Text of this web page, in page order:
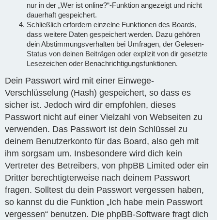
nur in der „Wer ist online?“-Funktion angezeigt und nicht
dauerhaft gespeichert.
Schließlich erfordern einzelne Funktionen des Boards,
dass weitere Daten gespeichert werden. Dazu gehören
dein Abstimmungsverhalten bei Umfragen, der Gelesen-
Status von deinen Beiträgen oder explizit von dir gesetzte
Lesezeichen oder Benachrichtigungsfunktionen.
Dein Passwort wird mit einer Einwege-
Verschlüsselung (Hash) gespeichert, so dass es
sicher ist. Jedoch wird dir empfohlen, dieses
Passwort nicht auf einer Vielzahl von Webseiten zu
verwenden. Das Passwort ist dein Schlüssel zu
deinem Benutzerkonto für das Board, also geh mit
ihm sorgsam um. Insbesondere wird dich kein
Vertreter des Betreibers, von phpBB Limited oder ein
Dritter berechtigterweise nach deinem Passwort
fragen. Solltest du dein Passwort vergessen haben,
so kannst du die Funktion „Ich habe mein Passwort
vergessen“ benutzen. Die phpBB-Software fragt dich